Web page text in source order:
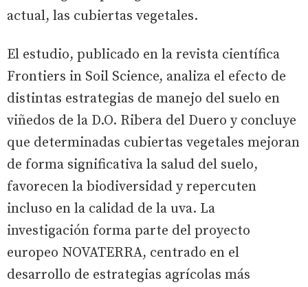
actual, las cubiertas vegetales.
El estudio, publicado en la revista científica
Frontiers in Soil Science, analiza el efecto de
distintas estrategias de manejo del suelo en
viñedos de la D.O. Ribera del Duero y concluye
que determinadas cubiertas vegetales mejoran
de forma significativa la salud del suelo,
favorecen la biodiversidad y repercuten
incluso en la calidad de la uva. La
investigación forma parte del proyecto
europeo NOVATERRA, centrado en el
desarrollo de estrategias agrícolas más